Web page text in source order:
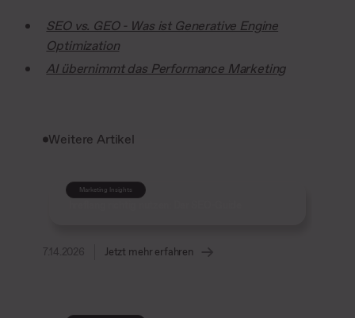
SEO vs. GEO - Was ist Generative Engine
Optimization
AI übernimmt das Performance Marketing
Weitere Artikel
Marketing Insights
7.14.2026 Jetzt mehr erfahren